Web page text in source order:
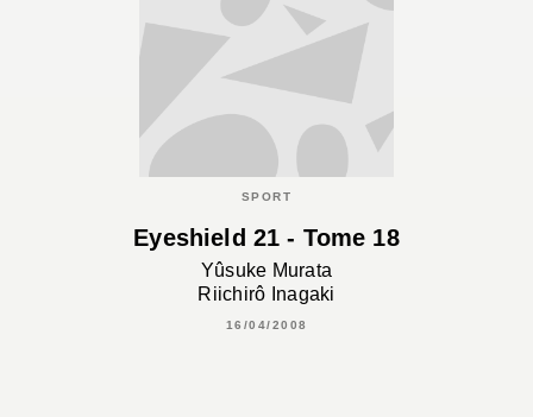
SPORT
Eyeshield 21 - Tome 18
Yûsuke Murata
Riichirô Inagaki
16/04/2008